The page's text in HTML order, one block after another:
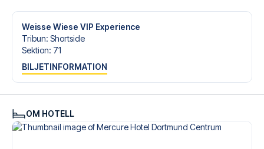
Weisse Wiese VIP Experience
Tribun: Shortside
Sektion: 71
BILJETINFORMATION
OM HOTELL